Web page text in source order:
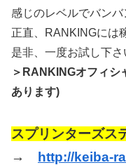
感じのレベルでバンバ
正直、RANKINGには
是非、一度お試し下さ
＞RANKINGオフィシ
あります)
スプリンターズス
→ http://keiba-